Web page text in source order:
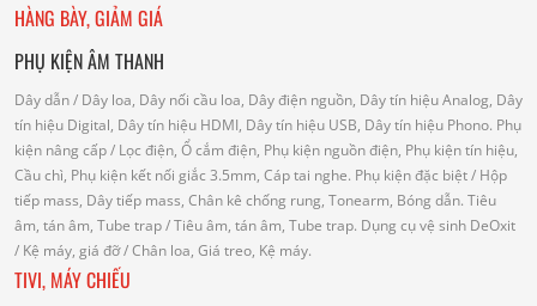
HÀNG BÀY, GIẢM GIÁ
PHỤ KIỆN ÂM THANH
Dây dẫn/ Dây loa, Dây nối cầu loa, Dây điện nguồn, Dây tín hiệu Analog, Dây
tín hiệu Digital, Dây tín hiệu HDMI, Dây tín hiệu USB, Dây tín hiệu Phono. Phụ
kiện nâng cấp/ Lọc điện, Ổ cắm điện, Phụ kiện nguồn điện, Phụ kiện tín hiệu,
Cầu chì, Phụ kiện kết nối giắc 3.5mm, Cáp tai nghe. Phụ kiện đặc biệt/ Hộp
tiếp mass, Dây tiếp mass, Chân kê chống rung, Tonearm, Bóng dẫn. Tiêu
âm, tán âm, Tube trap/ Tiêu âm, tán âm, Tube trap. Dụng cụ vệ sinh DeOxit
/ Kệ máy, giá đỡ/ Chân loa, Giá treo, Kệ máy.
TIVI, MÁY CHIẾU